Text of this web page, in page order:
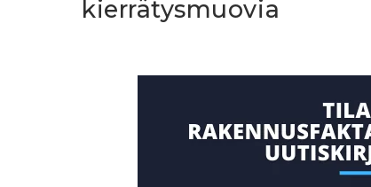
kierrätysmuovia